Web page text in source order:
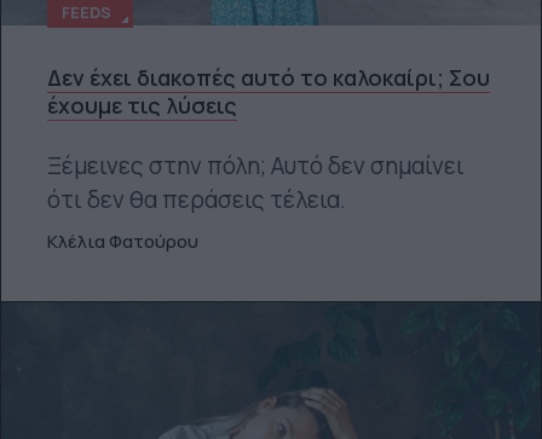
FEEDS
Δεν έχει διακοπές αυτό το καλοκαίρι; Σου
έχουμε τις λύσεις
Ξέμεινες στην πόλη; Αυτό δεν σημαίνει
ότι δεν θα περάσεις τέλεια.
Κλέλια Φατούρου